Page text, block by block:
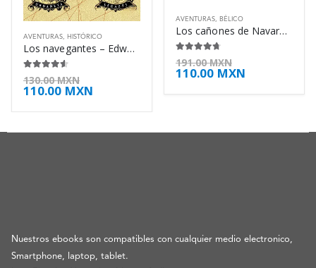
AVENTURAS, HISTÓRICO
Los navegantes – Edward Rosset
4.50 de 5
130.00MXN
110.00 MXN
AVENTURAS, BÉLICO
Los cañones de Navarone – Alistair MacLean
4.63 de 5
191.00MXN
110.00 MXN
Nuestros ebooks son compatibles con cualquier medio electronico,
Smartphone, laptop, tablet.